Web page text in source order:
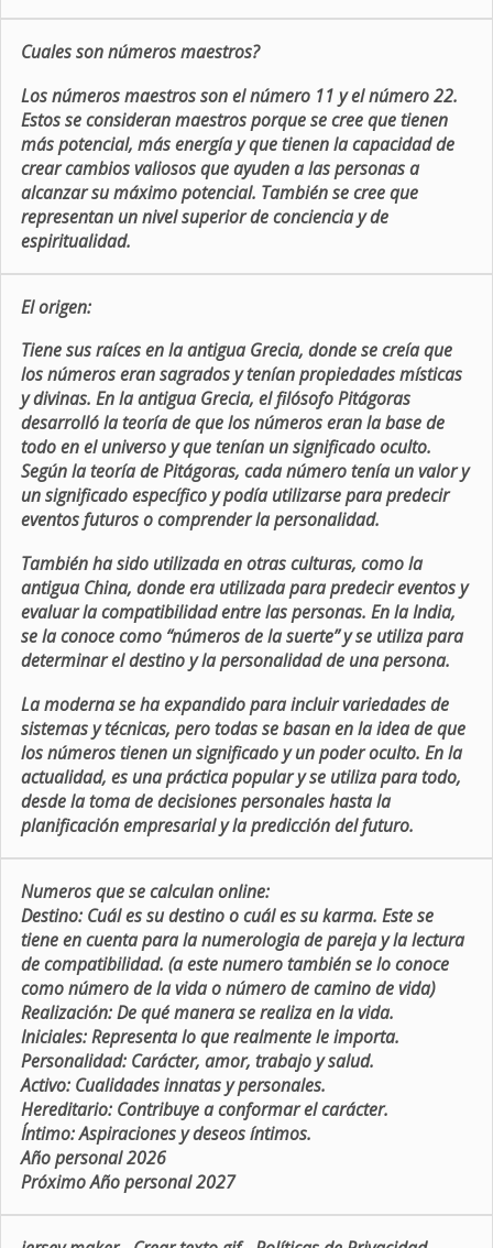
Cuales son números maestros?
Los números maestros son el número 11 y el número 22.
Estos se consideran maestros porque se cree que tienen
más potencial, más energía y que tienen la capacidad de
crear cambios valiosos que ayuden a las personas a
alcanzar su máximo potencial. También se cree que
representan un nivel superior de conciencia y de
espiritualidad.
El origen:
Tiene sus raíces en la antigua Grecia, donde se creía que
los números eran sagrados y tenían propiedades místicas
y divinas. En la antigua Grecia, el filósofo Pitágoras
desarrolló la teoría de que los números eran la base de
todo en el universo y que tenían un significado oculto.
Según la teoría de Pitágoras, cada número tenía un valor y
un significado específico y podía utilizarse para predecir
eventos futuros o comprender la personalidad.
También ha sido utilizada en otras culturas, como la
antigua China, donde era utilizada para predecir eventos y
evaluar la compatibilidad entre las personas. En la India,
se la conoce como “números de la suerte” y se utiliza para
determinar el destino y la personalidad de una persona.
La moderna se ha expandido para incluir variedades de
sistemas y técnicas, pero todas se basan en la idea de que
los números tienen un significado y un poder oculto. En la
actualidad, es una práctica popular y se utiliza para todo,
desde la toma de decisiones personales hasta la
planificación empresarial y la predicción del futuro.
Numeros que se calculan online:
Destino: Cuál es su destino o cuál es su karma. Este se
tiene en cuenta para la numerologia de pareja y la lectura
de compatibilidad. (a este numero también se lo conoce
como número de la vida o número de camino de vida)
Realización:De qué manera se realiza en la vida.
Iniciales:Representa lo que realmente le importa.
Personalidad:Carácter, amor, trabajo y salud.
Activo:Cualidades innatas y personales.
Hereditario:Contribuye a conformar el carácter.
Íntimo:Aspiraciones y deseos íntimos.
Año personal 2026
Próximo Año personal 2027